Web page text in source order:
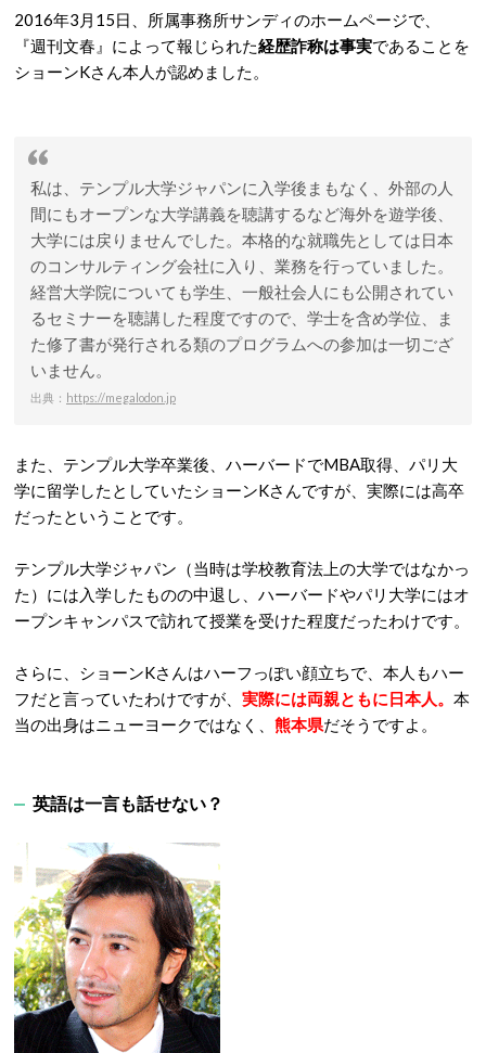
2016年3月15日、所属事務所サンディのホームページで、
『週刊文春』によって報じられた経歴詐称は事実であることを
ショーンKさん本人が認めました。
私は、テンプル大学ジャパンに入学後まもなく、外部の人
間にもオープンな大学講義を聴講するなど海外を遊学後、
大学には戻りませんでした。本格的な就職先としては日本
のコンサルティング会社に入り、業務を行っていました。
経営大学院についても学生、一般社会人にも公開されてい
るセミナーを聴講した程度ですので、学士を含め学位、ま
た修了書が発行される類のプログラムへの参加は一切ござ
いません。
出典： https://megalodon.jp
また、テンプル大学卒業後、ハーバードでMBA取得、パリ大
学に留学したとしていたショーンKさんですが、実際には高卒
だったということです。
テンプル大学ジャパン（当時は学校教育法上の大学ではなかっ
た）には入学したものの中退し、ハーバードやパリ大学にはオ
ープンキャンパスで訪れて授業を受けた程度だったわけです。
さらに、ショーンKさんはハーフっぽい顔立ちで、本人もハー
フだと言っていたわけですが、 実際には両親ともに日本人。 本
当の出身はニューヨークではなく、 熊本県だそうですよ。
英語は一言も話せない？